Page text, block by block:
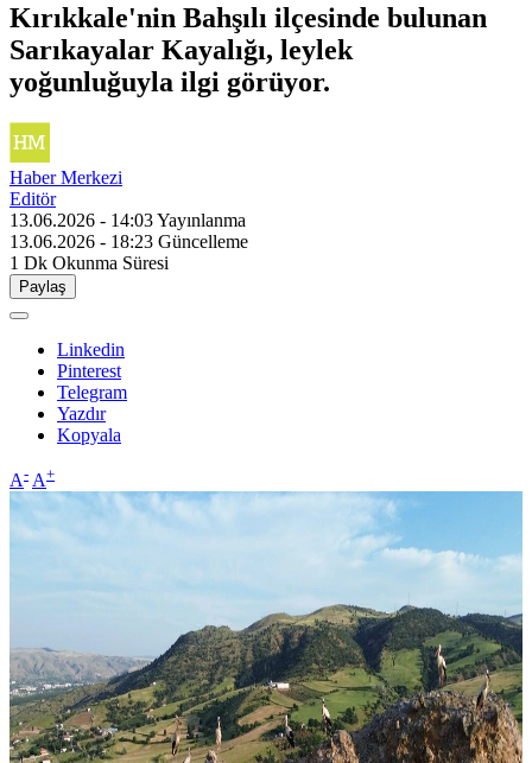
Kırıkkale'nin Bahşılı ilçesinde bulunan
Sarıkayalar Kayalığı, leylek
yoğunluğuyla ilgi görüyor.
Haber Merkezi
Editör
13.06.2026 - 14:03Yayınlanma
13.06.2026 - 18:23 Güncelleme
1 Dk Okunma Süresi
Paylaş
Linkedin
Pinterest
Telegram
Yazdır
Kopyala
A- A+